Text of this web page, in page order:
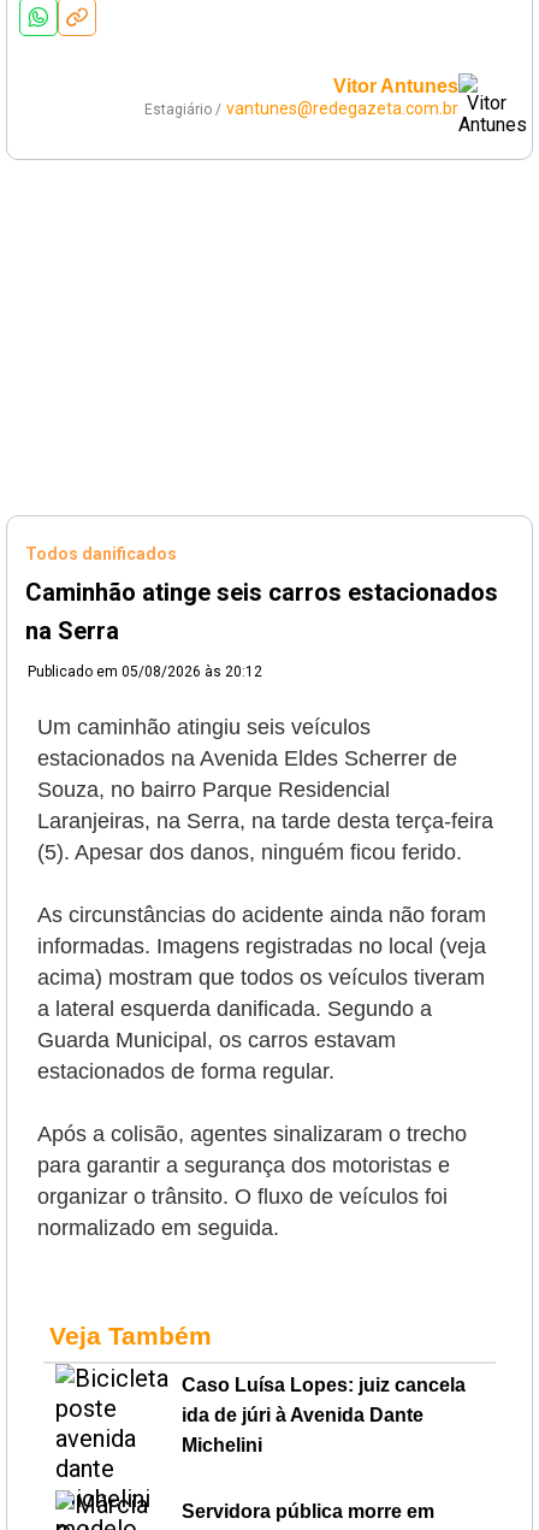
Vitor Antunes
Estagiário / vantunes@redegazeta.com.br
Todos danificados
Caminhão atinge seis carros estacionados
na Serra
Publicado em 05/08/2026 às 20:12
Um caminhão atingiu seis veículos
estacionados na Avenida Eldes Scherrer de
Souza, no bairro Parque Residencial
Laranjeiras, na Serra, na tarde desta terça-feira
(5). Apesar dos danos, ninguém ficou ferido.
As circunstâncias do acidente ainda não foram
informadas. Imagens registradas no local (veja
acima) mostram que todos os veículos tiveram
a lateral esquerda danificada. Segundo a
Guarda Municipal, os carros estavam
estacionados de forma regular.
Após a colisão, agentes sinalizaram o trecho
para garantir a segurança dos motoristas e
organizar o trânsito. O fluxo de veículos foi
normalizado em seguida.
Veja Também
Caso Luísa Lopes: juiz cancela
ida de júri à Avenida Dante
Michelini
Servidora pública morre em